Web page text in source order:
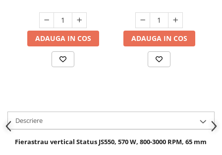
Hota tavan
Hote cupolare
Hote traditionale
Masini de Spalat Rufe & Uscatoare
Accesorii masini de spalat &
ADAUGA IN COS ADAUGA IN COS
Descriere
Fierastrau vertical Status JS550, 570 W, 800-3000 RPM, 65 mm